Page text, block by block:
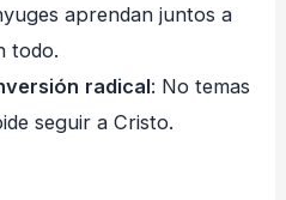
aprendan juntos a
todo.
radical: No temas
seguir a Cristo.